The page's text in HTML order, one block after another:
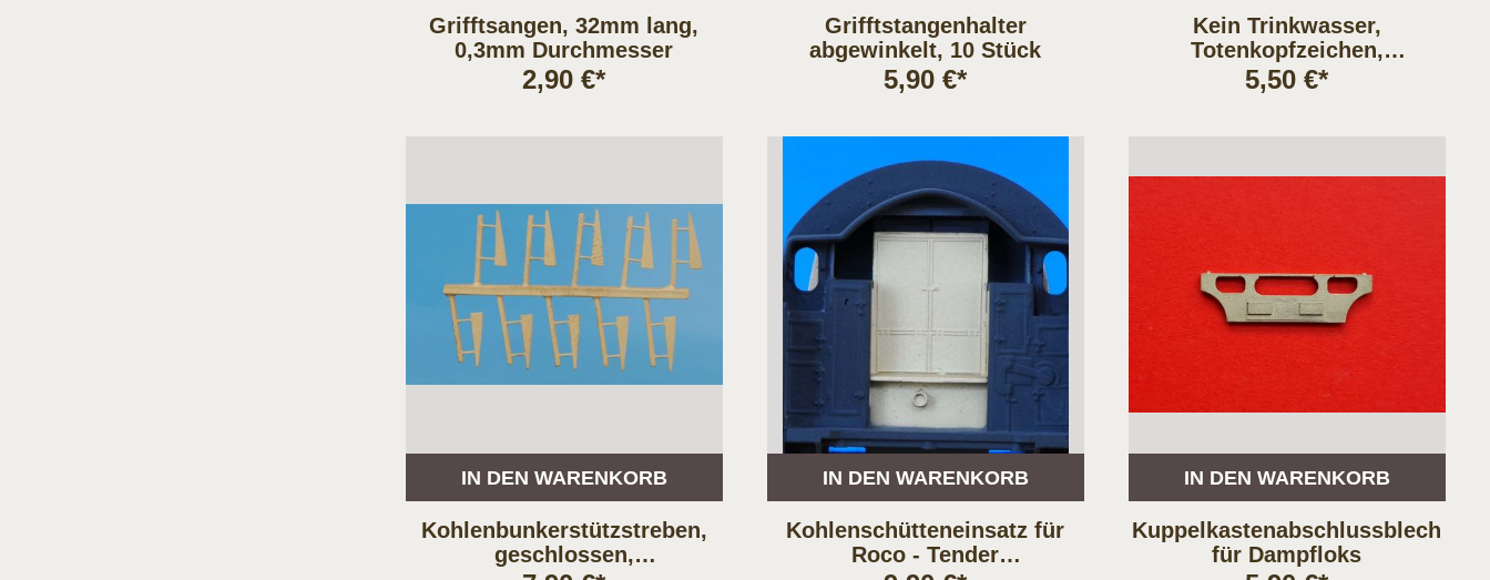
Grifftsangen, 32mm lang,
0,3mm Durchmesser
2,90 €*
Grifftstangenhalter
abgewinkelt, 10 Stück
5,90 €*
Kein Trinkwasser,
Totenkopfzeichen,
Schiebebilder.
5,50 €*
IN DEN WARENKORB
Kohlenbunkerstützstreben,
geschlossen,
IN DEN WARENKORB
Kohlenschütteneinsatz für
Roco - Tender
IN DEN WARENKORB
Kuppelkastenabschlussblech
für Dampfloks